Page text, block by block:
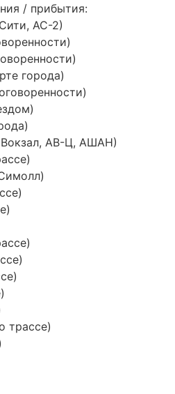
/ прибытия:
АС-2)
города)
АВ-Ц, АШАН)
трассе)